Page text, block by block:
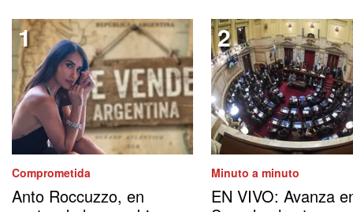
Comprometida
Anto Roccuzzo, en
Minuto a minuto
EN VIVO: Avanza